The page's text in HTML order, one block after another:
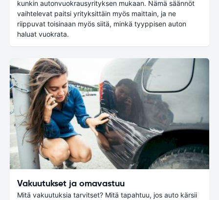
kunkin autonvuokrausyrityksen mukaan. Nämä säännöt
vaihtelevat paitsi yrityksittäin myös maittain, ja ne
riippuvat toisinaan myös siitä, minkä tyyppisen auton
haluat vuokrata.
Vakuutukset ja omavastuu
Mitä vakuutuksia tarvitset? Mitä tapahtuu, jos auto kärsii